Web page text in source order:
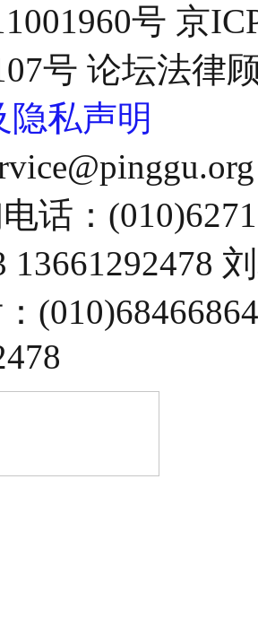
号 京
号 论坛法律
隐私声明
话：
13661292478